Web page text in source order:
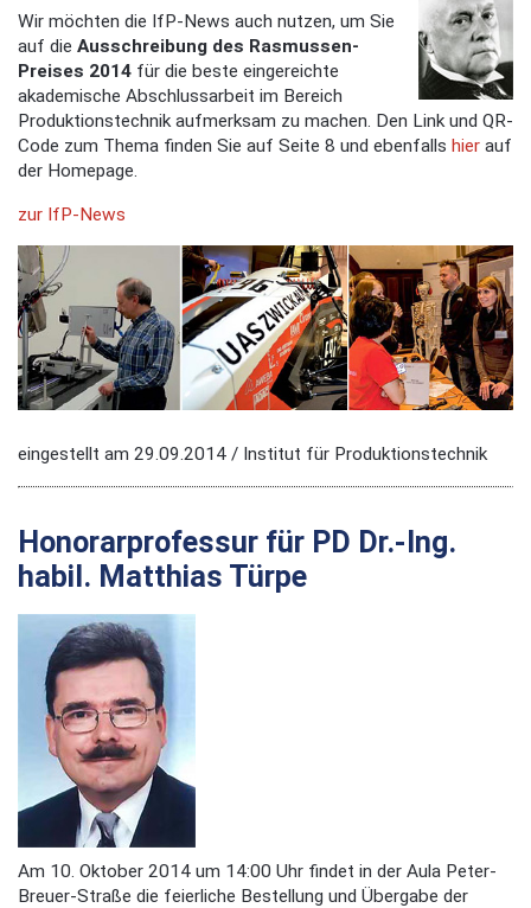
Wir möchten die IfP-News auch nutzen, um Sie
auf die Ausschreibung des Rasmussen-
Preises 2014 für die beste eingereichte
akademische Abschlussarbeit im Bereich
Produktionstechnik aufmerksam zu machen. Den Link und QR-
Code zum Thema finden Sie auf Seite 8 und ebenfalls hier auf
der Homepage.
zur IfP-News
eingestellt am 29.09.2014 / Institut für Produktionstechnik
Honorarprofessur für PD Dr.-Ing.
habil. Matthias Türpe
Am 10. Oktober 2014 um 14:00 Uhr findet in der Aula Peter-
Breuer-Straße die feierliche Bestellung und Übergabe der